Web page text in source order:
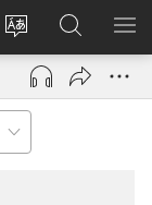
Shinta
ludimi
lwa
diteba
Twela
(opens
window)
Kukimba
pa
JW.ORG